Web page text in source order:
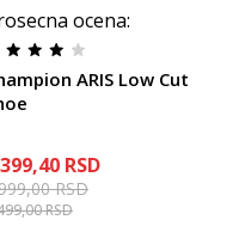
ocena:
ARIS Low Cut
RSD
RSD
RSD